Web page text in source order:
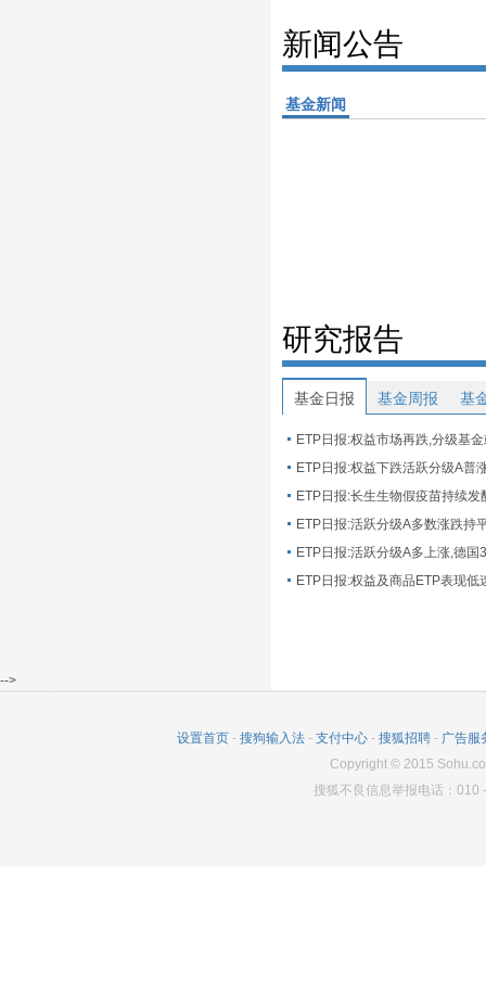
新闻公告
基金新闻
研究报告
基金日报 基金周报 基
ETP日报:权益市场再跌,分级基
ETP日报:长生生物假疫苗持续发
ETP日报:活跃分级A多数涨跌持
ETP日报:活跃分级A多上涨,德国
-->
设置首页 - 搜狗输入法 - 支付中心 - 搜狐招聘 - 广告服
Copyright© 2015
搜狐不良信息举报电话：010